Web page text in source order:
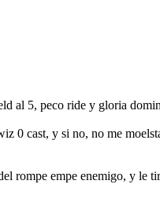
al 5, peco ride y gloria
0 cast, y si no, no me
rompe empe enemigo, y le